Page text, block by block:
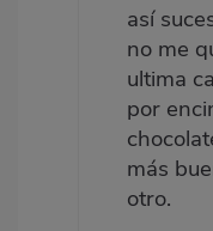
así
no me
ultima
por
más
otro.